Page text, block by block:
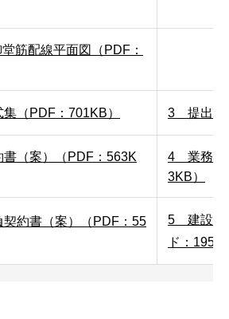
筋配線平面図（PDF：
（PDF：701KB） 3 提出書
（案）（PDF：563K
4 業務委
3KB）
約書（案）（PDF：55
5 建設工
ド：